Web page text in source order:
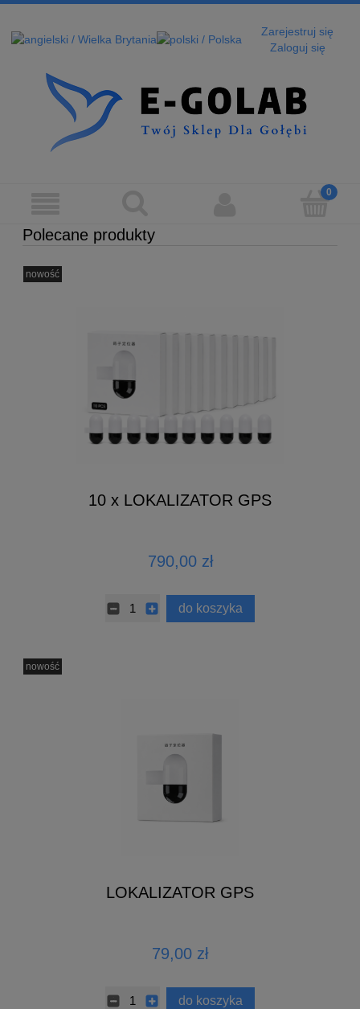
Zarejestruj się
Zaloguj się
Polecane produkty
10 x LOKALIZATOR GPS
790,00 zł
do koszyka
nowość
LOKALIZATOR GPS
79,00 zł
do koszyka
nowość